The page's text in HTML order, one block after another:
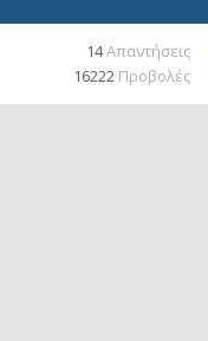
14Απαντήσεις
16222 Προβολές